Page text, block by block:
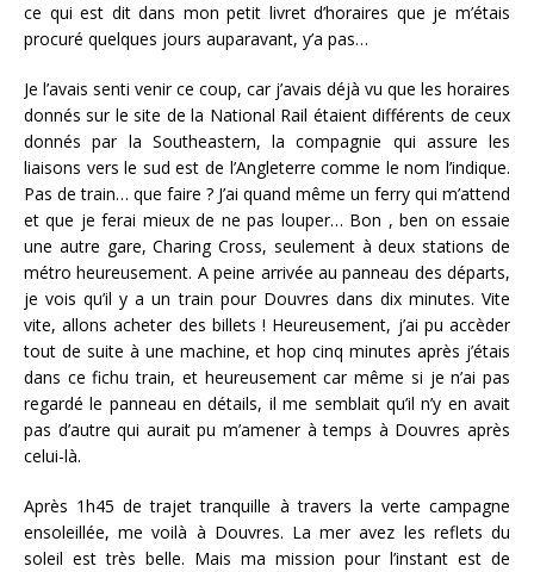
ce qui est dit dans mon petit livret d’horaires que je m’étais
procuré quelques jours auparavant, y’a pas…
Je l’avais senti venir ce coup, car j’avais déjà vu que les horaires
donnés sur le site de la National Rail étaient différents de ceux
donnés par la Southeastern, la compagnie qui assure les
liaisons vers le sud est de l’Angleterre comme le nom l’indique.
Pas de train… que faire ? J’ai quand même un ferry qui m’attend
et que je ferai mieux de ne pas louper… Bon , ben on essaie
une autre gare, Charing Cross, seulement à deux stations de
métro heureusement. A peine arrivée au panneau des départs,
je vois qu’il y a un train pour Douvres dans dix minutes. Vite
vite, allons acheter des billets ! Heureusement, j’ai pu accèder
tout de suite à une machine, et hop cinq minutes après j’étais
dans ce fichu train, et heureusement car même si je n’ai pas
regardé le panneau en détails, il me semblait qu’il n’y en avait
pas d’autre qui aurait pu m’amener à temps à Douvres après
celui-là.
Après 1h45 de trajet tranquille à travers la verte campagne
ensoleillée, me voilà à Douvres. La mer avez les reflets du
soleil est très belle. Mais ma mission pour l’instant est de